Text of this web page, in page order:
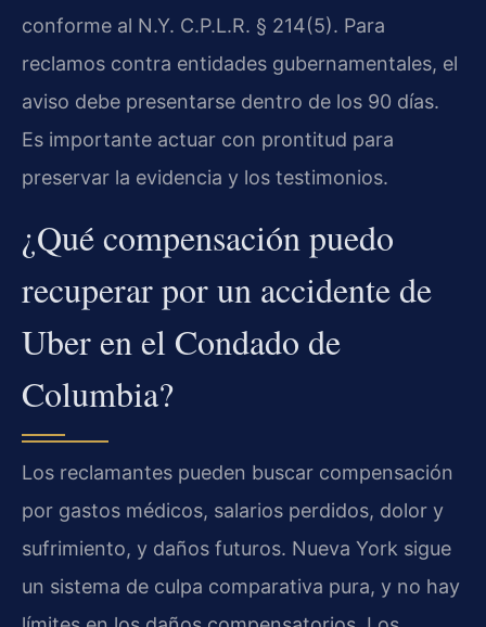
conforme al N.Y. C.P.L.R. § 214(5). Para
reclamos contra entidades gubernamentales, el
aviso debe presentarse dentro de los 90 días.
Es importante actuar con prontitud para
preservar la evidencia y los testimonios.
¿Qué compensación puedo
recuperar por un accidente de
Uber en el Condado de
Columbia?
Los reclamantes pueden buscar compensación
por gastos médicos, salarios perdidos, dolor y
sufrimiento, y daños futuros. Nueva York sigue
un sistema de culpa comparativa pura, y no hay